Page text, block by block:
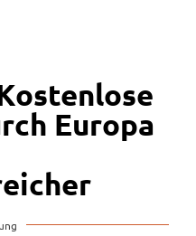
Europa